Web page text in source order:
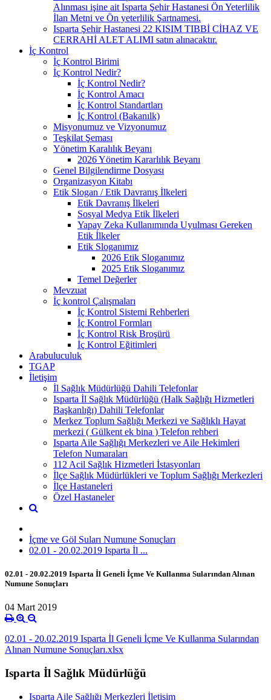
Alınması işine ait Isparta Şehir Hastanesi Ön Yeterlilik
İlan Metni ve Ön yeterlilik Şartnamesi.
Isparta Şehir Hastanesi 22 KISIM TIBBİ CİHAZ VE
CERRAHİ ALET ALIMI satın alınacaktır.
İç Kontrol
İç Kontrol Birimi
İç Kontrol Nedir?
İç Kontrol Nedir?
İç Kontrol Amacı
İç Kontrol Standartları
İç Kontrol (Bakanılk)
Misyonumuz ve Vizyonumuz
Teşkilat Şeması
Yönetim Karalılık Beyanı
2026 Yönetim Kararlılık Beyanı
Genel Bilgilendirme Dosyası
Organizasyon Kitabı
Etik Slogan / Etik Davranış İlkeleri
Etik Davranış İlkeleri
Sosyal Medya Etik İlkeleri
Yapay Zeka Kullanımında Uyulması Gereken
Etik İlkeler
Etik Sloganımız
2026 Etik Sloganımız
2025 Etik Sloganımız
Temel Değerler
Mevzuat
İç kontrol Çalışmaları
İç Kontrol Sistemi Rehberleri
İç Kontrol Formları
İç Kontrol Risk Broşürü
İç Kontrol Eğitimleri
Arabuluculuk
TGAP
İletişim
İl Sağlık Müdürlüğü Dahili Telefonlar
Isparta İl Sağlık Müdürlüğü (Halk Sağlığı Hizmetleri
Başkanlığı) Dahili Telefonlar
Merkez Toplum Sağlığı Merkezi ve Sağlıklı Hayat
merkezi ( Gülkent ek bina ) Telefon rehberi
Isparta Aile Sağlığı Merkezleri ve Aile Hekimleri
Telefon Numaraları
112 Acil Sağlık Hizmetleri İstasyonları
İlçe Sağlık Müdürlükleri ve Toplum Sağlığı Merkezleri
İlçe Hastaneleri
Özel Hastaneler
İçme ve Göl Suları Numune Sonuçları
02.01 - 20.02.2019 Isparta İl ...
02.01 - 20.02.2019 Isparta İl Geneli İçme Ve Kullanma Sularından Alınan
Numune Sonuçları
04 Mart 2019
02.01 - 20.02.2019 Isparta İl Geneli İçme Ve Kullanma Sularından
Alınan Numune Sonuçları.xlsx
Isparta İl Sağlık Müdürlüğü
Isparta Aile Sağlığı Merkezleri İletişim